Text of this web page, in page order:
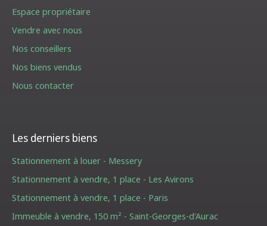
Espace propriétaire
Vendre avec nous
Nos conseillers
Nos biens vendus
Nous contacter
Les derniers biens
Stationnement à louer - Messery
Stationnement à vendre, 1 place - Les Avirons
Stationnement à vendre, 1 place - Paris
Immeuble à vendre, 150 m² - Saint-Georges-d'Aurac